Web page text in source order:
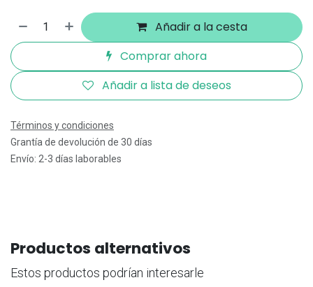
Añadir a la cesta
Comprar ahora
Añadir a lista de deseos
Términos y condiciones
Grantía de devolución de 30 días
Envío: 2-3 días laborables
Productos alternativos
Estos productos podrían interesarle